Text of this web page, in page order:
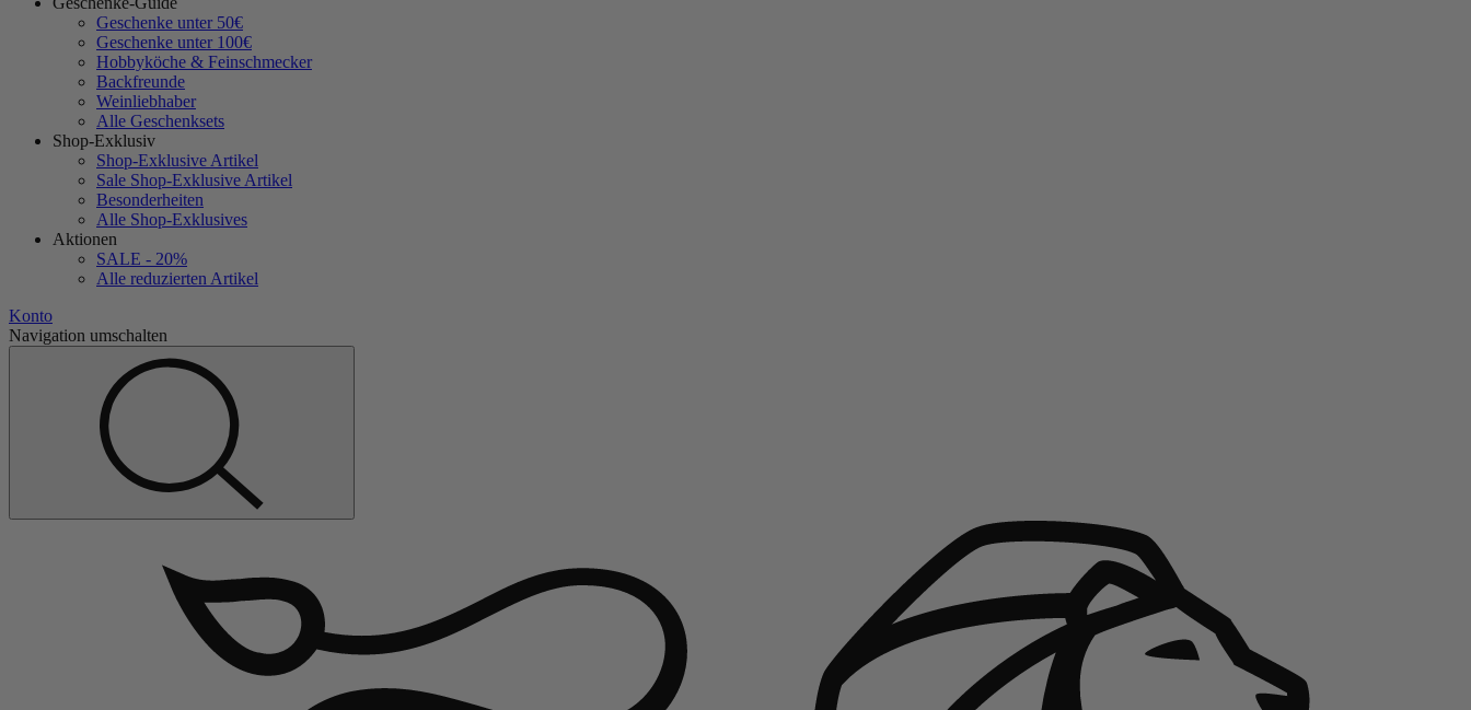
Geschenke unter 50€
Geschenke unter 100€
Hobbyköche & Feinschmecker
Backfreunde
Weinliebhaber
Alle Geschenksets
Shop-Exklusiv
Shop-Exklusive Artikel
Sale Shop-Exklusive Artikel
Besonderheiten
Alle Shop-Exklusives
Aktionen
SALE - 20%
Alle reduzierten Artikel
Konto
Navigation umschalten